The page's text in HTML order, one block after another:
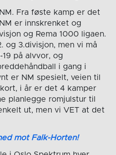
Fra føste kamp er det
er innskrenket og
og Rema 1000 ligaen.
og 3.divisjon, men vi må
på alvvor, og
i gang i
er NM spesielt, veien til
i år er det 4 kamper
planlegge romjulstur til
ut, men vi VET at det
mot Falk-Horten!